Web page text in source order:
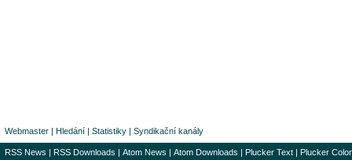
Webmaster | Hledání | Statistiky | Syndikační kanály
RSS News | RSS Downloads | Atom News | Atom Downloads | Plucker Text | Plucker Color